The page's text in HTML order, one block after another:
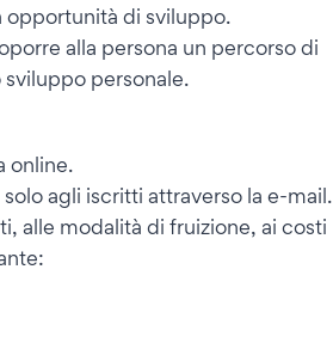
opportunità di sviluppo.
alla persona un percorso di
personale.
online.
agli iscritti attraverso la e-mail.
alle modalità di fruizione, ai costi